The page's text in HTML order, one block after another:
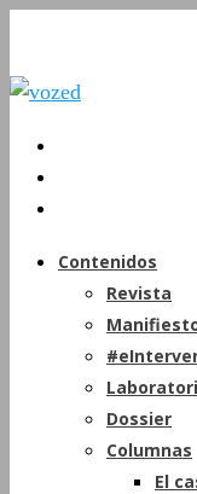
Contenidos
Revista
Dossier
Columnas
El